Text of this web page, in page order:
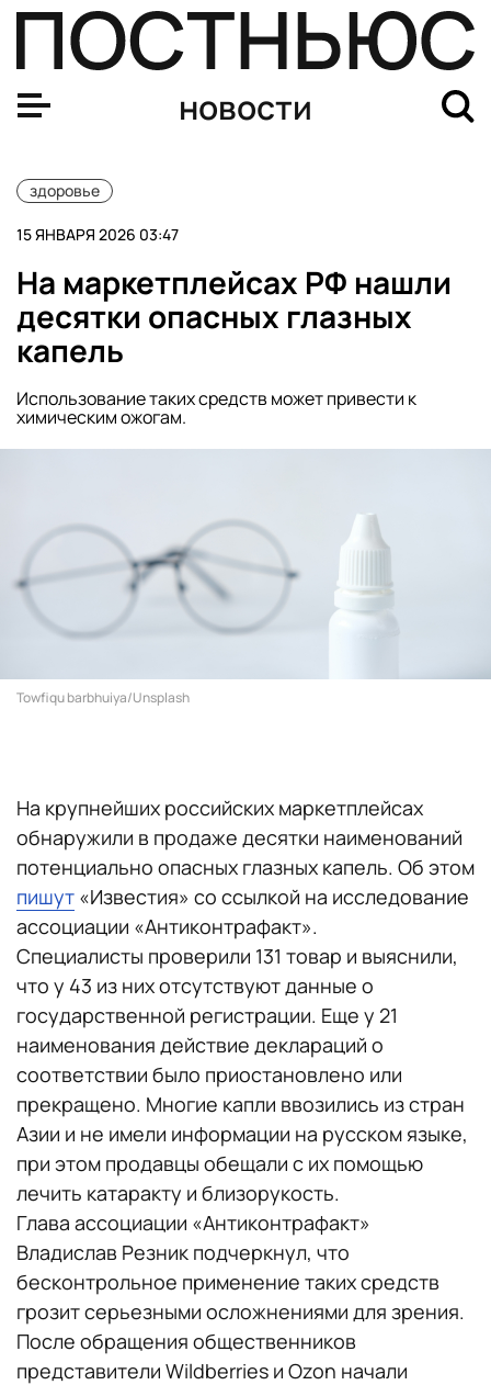
новости
здоровье
15 ЯНВАРЯ 2026 03:47
На маркетплейсах РФ нашли
десятки опасных глазных
капель
Использование таких средств может привести к
химическим ожогам.
Towfiqu barbhuiya/Unsplash
На крупнейших российских маркетплейсах
обнаружили в продаже десятки наименований
потенциально опасных глазных капель. Об этом
пишут «Известия» со ссылкой на исследование
ассоциации «Антиконтрафакт».
Специалисты проверили 131 товар и выяснили,
что у 43 из них отсутствуют данные о
государственной регистрации. Еще у 21
наименования действие деклараций о
соответствии было приостановлено или
прекращено. Многие капли ввозились из стран
Азии и не имели информации на русском языке,
при этом продавцы обещали с их помощью
лечить катаракту и близорукость.
Глава ассоциации «Антиконтрафакт»
Владислав Резник подчеркнул, что
бесконтрольное применение таких средств
грозит серьезными осложнениями для зрения.
После обращения общественников
представители Wildberries и Ozon начали
На маркетплейсах РФ нашли десятки опасных глазных